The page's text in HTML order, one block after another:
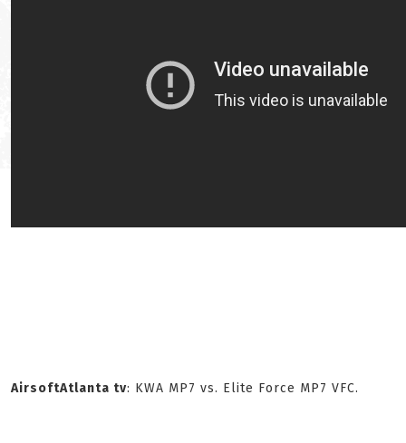
AirsoftAtlanta tv: KWA MP7 vs. Elite Force MP7 VFC.